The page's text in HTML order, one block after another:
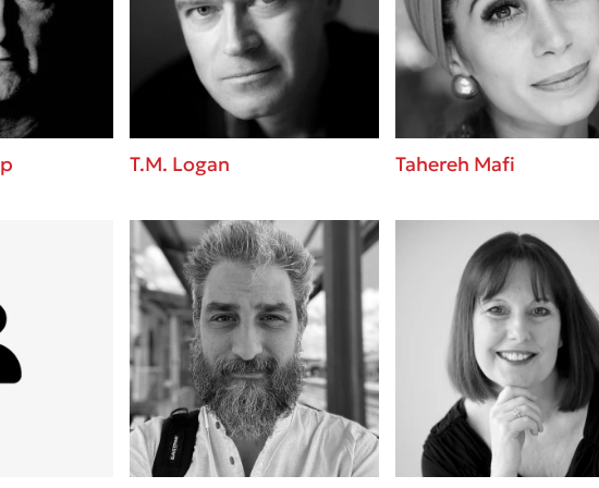
3 βιβλία που μπορείς να διαβάσεις σε
μια μέρα!
Εύκολη συνταγή για chicken BBQ pizza
από τον Άκη Πετρετζίκη!
Διακοπές με τα παιδιά: Η ανάγκη μας για
παύση σε μετωπική σύγκρουση με τη
Πάνω, κάτω, μπροστά, πίσω; Κάνε το
τεστ και ανακάλυψε την τάση σου!
T.M. Logan Tahereh Mafi